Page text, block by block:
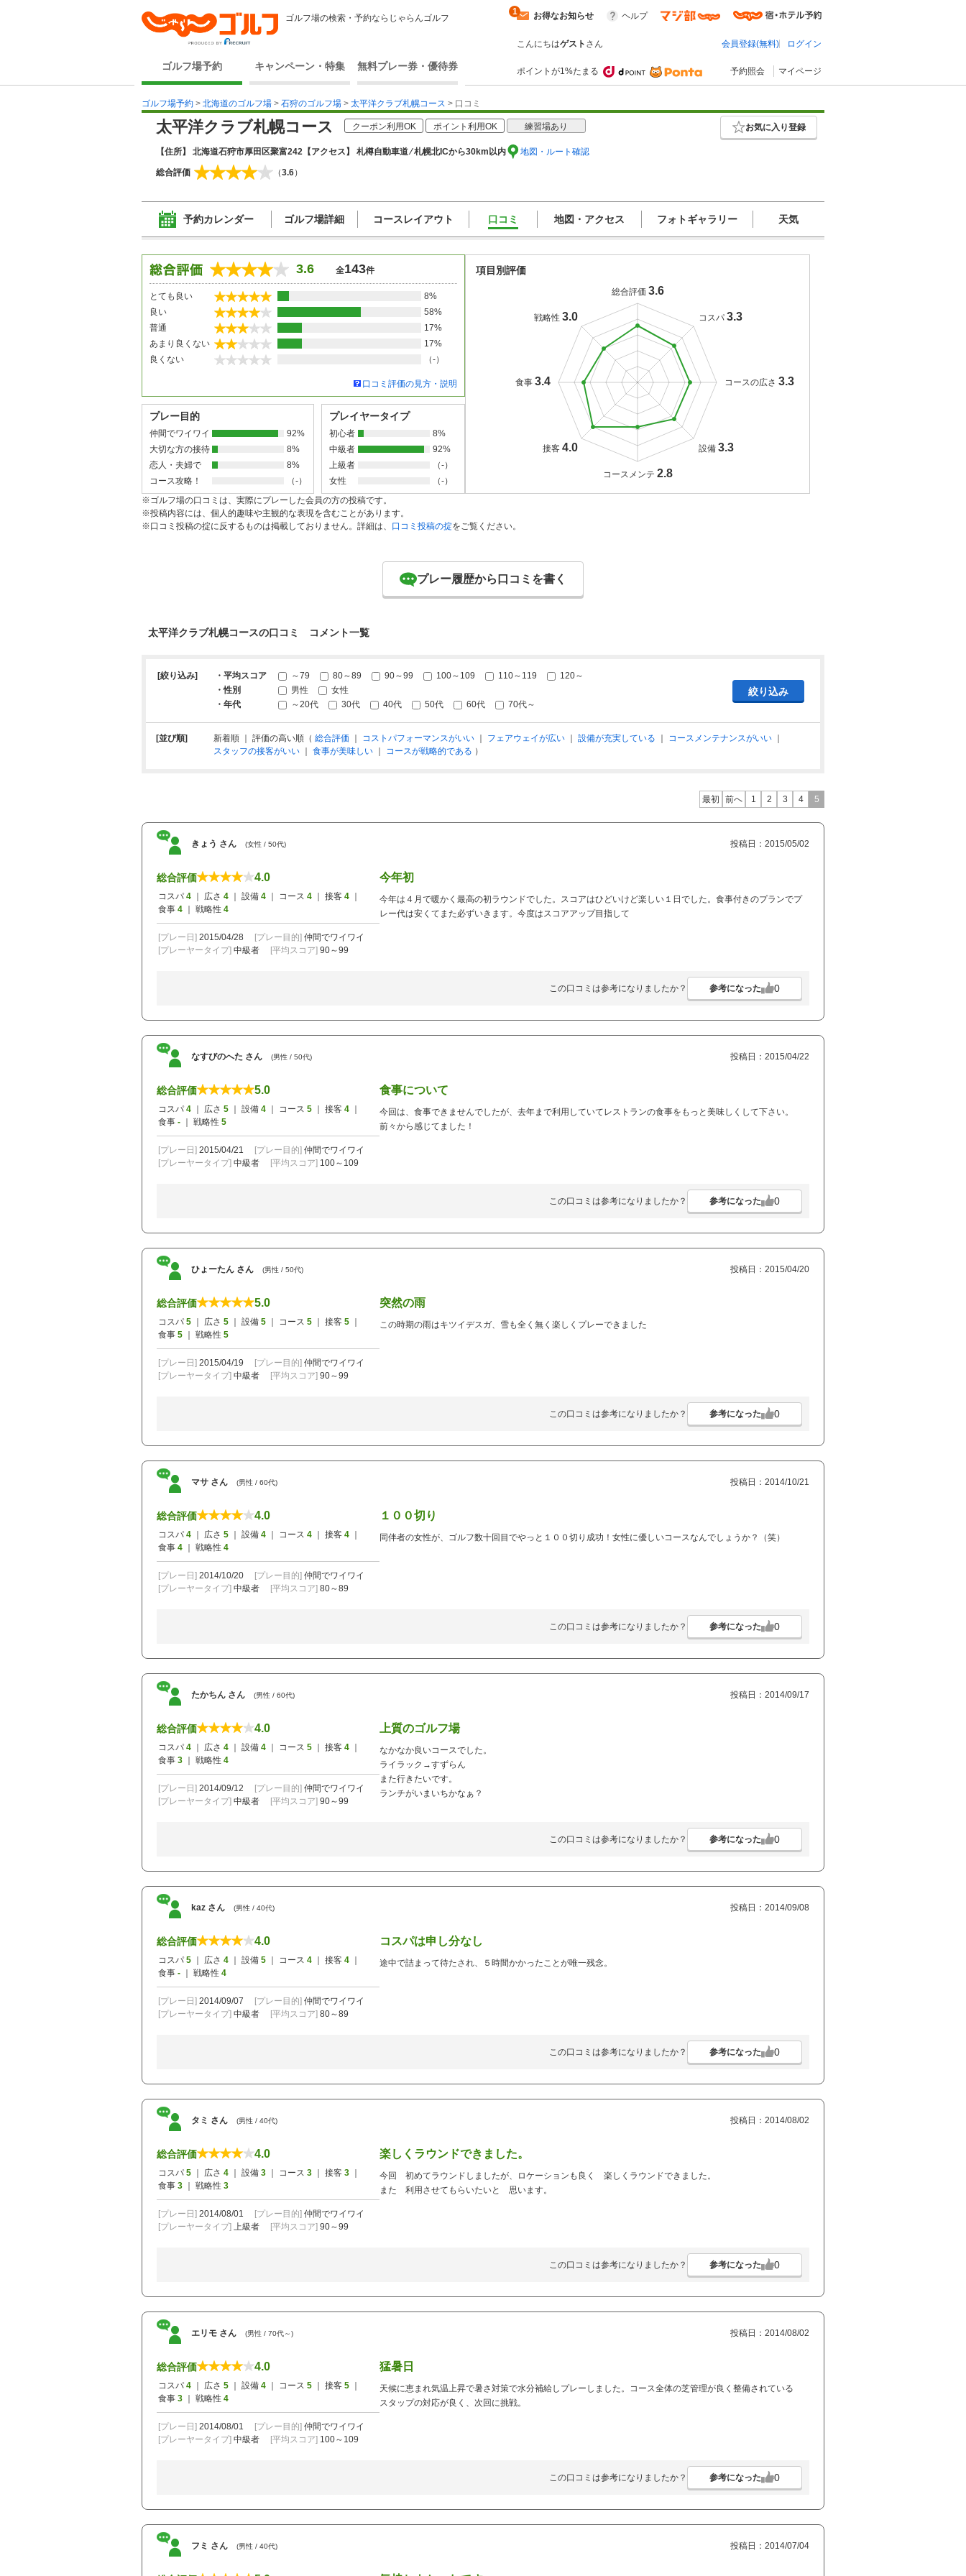
ゴルフ場の検索・予約ならじゃらんゴルフ
ゴルフ場予約 キャンペーン・特集 無料プレー券・優待券
お得なお知らせ
1 ヘルプ
こんにちはゲスト さん 会員登録(無料) ログイン
ポイントが1%たまる 予約照会 マイページ
ゴルフ場予約 > 北海道のゴルフ場 > 石狩のゴルフ場 > 太平洋クラブ札幌コース > 口コミ
太平洋クラブ札幌コース クーポン利用OK ポイント利用OK 練習場あり お気に入り登録
【住所】 北海道石狩市厚田区聚富242 【アクセス】 札樽自動車道 ⁄ 札幌北ICから30km以内 地図・ルート確認
総合評価 （3.6）
予約カレンダー ゴルフ場詳細 コースレイアウト 口コミ 地図・アクセス フォトギャラリー 天気
3.6 全143件
とても良い
8%
良い
58%
普通
17%
あまり良くない
17%
良くない
（-）
口コミ評価の見方・説明
プレー目的
仲間でワイワイ
92%
大切な方の接待
8%
恋人・夫婦で
8%
コース攻略！
（-）
プレイヤータイプ
初心者
8%
中級者
92%
上級者
（-）
女性
（-）
項目別評価
総合評価 3.6
コスパ 3.3
コースの広さ 3.3
設備 3.3
コースメンテ 2.8
接客 4.0
食事 3.4
戦略性 3.0
※ゴルフ場の口コミは、実際にプレーした会員の方の投稿です。
※投稿内容には、個人的趣味や主観的な表現を含むことがあります。
※口コミ投稿の掟に反するものは掲載しておりません。詳細は、 口コミ投稿の掟をご覧ください。
プレー履歴から口コミを書く
太平洋クラブ札幌コースの口コミ コメント一覧
[絞り込み] ・平均スコア ～79 80～89 90～99 100～109 110～119
120～
・性別
男性
女性
・年代
～20代 30代 40代 50代 60代 70代～
[並び順] 新着順 ｜ 評価の高い順（ 総合評価 コストパフォーマンスがいい フェアウェイが広い 設備が充実している コースメンテナンスがいい
スタッフの接客がいい
食事が美味しい コースが戦略的である ）
最初 前へ 1 2 3 4 5
きょう さん (女性 / 50代) 投稿日：2015/05/02
総合評価 4.0
コスパ 4 ｜ 広さ 4 ｜ 設備 4 ｜ コース 4 ｜ 接客 4
食事 4 ｜ 戦略性 4
[プレー日] 2015/04/28 [プレー目的] 仲間でワイワイ
[プレーヤータイプ] 中級者 [平均スコア] 90～99
今年初
今年は４月で暖かく最高の初ラウンドでした。スコアはひどいけど楽しい１日でした。食事付きのプランでプ
レー代は安くてまた必ずいきます。今度はスコアアップ目指して
この口コミは参考になりましたか？ 参考になった 0
なすびのへた さん (男性 / 50代) 投稿日：2015/04/22
総合評価 5.0
コスパ 4 ｜ 広さ 5 ｜ 設備 4 ｜ コース 5 ｜ 接客 4
食事 - ｜ 戦略性 5
[プレー日] 2015/04/21 [プレー目的] 仲間でワイワイ
[プレーヤータイプ] 中級者 [平均スコア] 100～109
食事について
今回は、食事できませんでしたが、去年まで利用していてレストランの食事をもっと美味しくして下さい。
前々から感じてました！
この口コミは参考になりましたか？ 参考になった 0
ひょーたん さん (男性 / 50代) 投稿日：2015/04/20
総合評価 5.0
コスパ 5 ｜ 広さ 5 ｜ 設備 5 ｜ コース 5 ｜ 接客 5
食事 5 ｜ 戦略性 5
[プレー日] 2015/04/19 [プレー目的] 仲間でワイワイ
[プレーヤータイプ] 中級者 [平均スコア] 90～99
突然の雨
この時期の雨はキツイデスガ、雪も全く無く楽しくプレーできました
この口コミは参考になりましたか？ 参考になった 0
マサ さん (男性 / 60代) 投稿日：2014/10/21
総合評価 4.0
コスパ 4 ｜ 広さ 5 ｜ 設備 4 ｜ コース 4 ｜ 接客 4
食事 4 ｜ 戦略性 4
[プレー日] 2014/10/20 [プレー目的] 仲間でワイワイ
[プレーヤータイプ] 中級者 [平均スコア] 80～89
１００切り
同伴者の女性が、ゴルフ数十回目でやっと１００切り成功！女性に優しいコースなんでしょうか？（笑）
この口コミは参考になりましたか？ 参考になった 0
たかちん さん (男性 / 60代) 投稿日：2014/09/17
総合評価 4.0
コスパ 4 ｜ 広さ 4 ｜ 設備 4 ｜ コース 5 ｜ 接客 4
食事 3 ｜ 戦略性 4
[プレー日] 2014/09/12 [プレー目的] 仲間でワイワイ
[プレーヤータイプ] 中級者 [平均スコア] 90～99
上質のゴルフ場
なかなか良いコースでした。
ライラック→すずらん
また行きたいです。
ランチがいまいちかなぁ？
この口コミは参考になりましたか？ 参考になった 0
kaz さん (男性 / 40代) 投稿日：2014/09/08
総合評価 4.0
コスパ 5 ｜ 広さ 4 ｜ 設備 5 ｜ コース 4 ｜ 接客 4
食事 - ｜ 戦略性 4
[プレー日] 2014/09/07 [プレー目的] 仲間でワイワイ
[プレーヤータイプ] 中級者 [平均スコア] 80～89
コスパは申し分なし
途中で詰まって待たされ、５時間かかったことが唯一残念。
この口コミは参考になりましたか？ 参考になった 0
タミ さん (男性 / 40代) 投稿日：2014/08/02
総合評価 4.0
コスパ 5 ｜ 広さ 4 ｜ 設備 3 ｜ コース 3 ｜ 接客 3
食事 3 ｜ 戦略性 3
[プレー日] 2014/08/01 [プレー目的] 仲間でワイワイ
[プレーヤータイプ] 上級者 [平均スコア] 90～99
楽しくラウンドできました。
今回 初めてラウンドしましたが、ロケーションも良く 楽しくラウンドできました。
また 利用させてもらいたいと 思います。
この口コミは参考になりましたか？ 参考になった 0
エリモ さん (男性 / 70代～) 投稿日：2014/08/02
総合評価 4.0
コスパ 4 ｜ 広さ 5 ｜ 設備 4 ｜ コース 5 ｜ 接客 5
食事 3 ｜ 戦略性 4
[プレー日] 2014/08/01 [プレー目的] 仲間でワイワイ
[プレーヤータイプ] 中級者 [平均スコア] 100～109
猛暑日
天候に恵まれ気温上昇で暑さ対策で水分補給しプレーしました。コース全体の芝管理が良く整備されている
スタップの対応が良く、次回に挑戦。
この口コミは参考になりましたか？ 参考になった 0
フミ さん (男性 / 40代) 投稿日：2014/07/04